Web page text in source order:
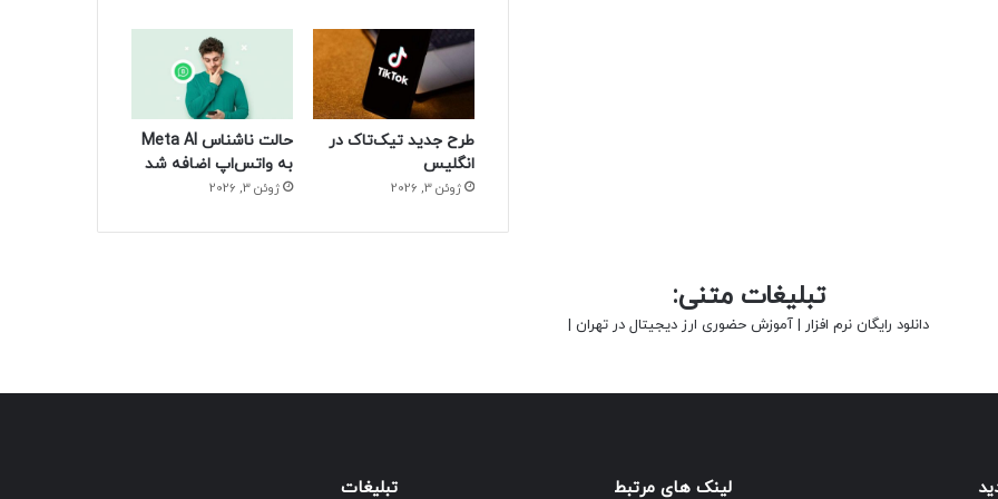
طرح جدید تیک‌تاک در
انگلیس
ژوئن 3, 2026
حالت ناشناس Meta AI
به واتس‌اپ اضافه شد
ژوئن 3, 2026
تبلیغات متنی:
دانلود رایگان نرم افزار | آموزش حضوری ارز دیجیتال در تهران |
لینک های مرتبط تبلیغات